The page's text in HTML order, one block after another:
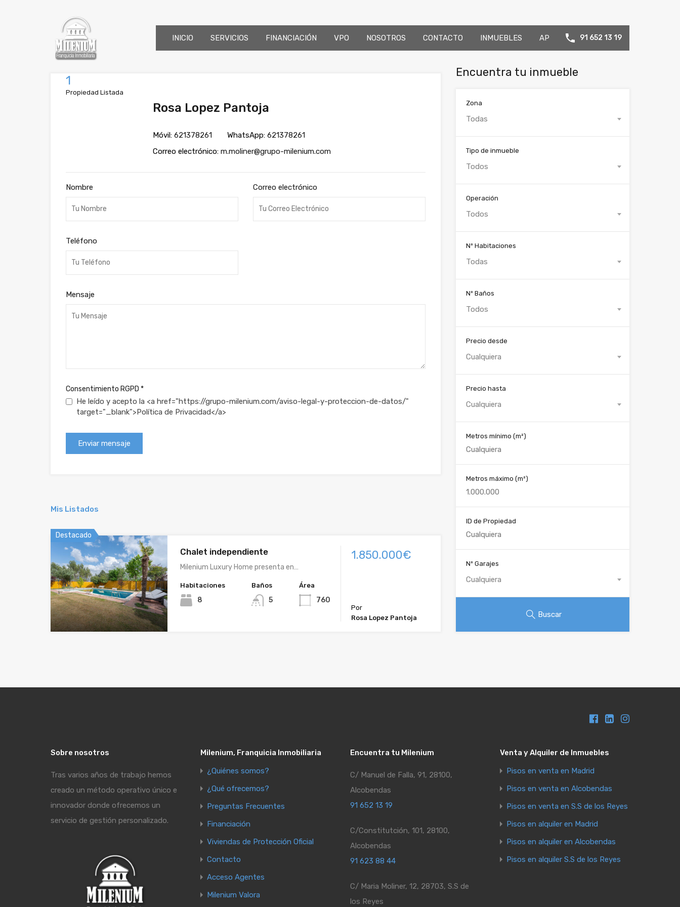
INICIO SERVICIOS FINANCIACIÓN VPO NOSOTROS CONTACTO INMUEBLES AP 91 652 13 19
1
Propiedad Listada
Rosa Lopez Pantoja
Móvil:621378261 WhatsApp:621378261
Correo electrónico:m.moliner@grupo-milenium.com
Nombre Correo electrónico
Teléfono
Mensaje
Consentimiento RGPD *
He leído y acepto la <a href="https://grupo-milenium.com/aviso-legal-y-proteccion-de-datos/"
target="_blank">Política de Privacidad</a>
Mis Listados
Destacado
Chalet independiente
Milenium Luxury Home presenta en…
Habitaciones
8
Baños
5
Área
760
1.850.000€
Por
Rosa Lopez Pantoja
Encuentra tu inmueble
Zona
Todas
Tipo de inmueble
Todos
Operación
Todos
Nº Habitaciones
Todas
Nº Baños
Todos
Precio desde
Cualquiera
Precio hasta
Cualquiera
Metros mínimo (m²)
Metros máximo (m²)
ID de Propiedad
Nº Garajes
Cualquiera
Buscar
Sobre nosotros
Tras varios años de trabajo hemos
creado un método operativo único e
innovador donde ofrecemos un
servicio de gestión personalizado.
Milenium, Franquicia Inmobiliaria
¿Quiénes somos?
¿Qué ofrecemos?
Preguntas Frecuentes
Financiación
Viviendas de Protección Oficial
Contacto
Acceso Agentes
Milenium Valora
Encuentra tu Milenium
C/ Manuel de Falla, 91, 28100,
Alcobendas
91 652 13 19
C/Constitutción, 101, 28100,
Alcobendas
91 623 88 44
C/ Maria Moliner, 12, 28703, S.S de
los Reyes
Venta y Alquiler de Inmuebles
Pisos en venta en Madrid
Pisos en venta en Alcobendas
Pisos en venta en S.S de los Reyes
Pisos en alquiler en Madrid
Pisos en alquiler en Alcobendas
Pisos en alquiler S.S de los Reyes